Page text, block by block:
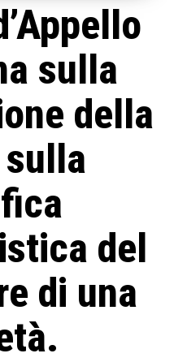
sulla
della
sulla
del
di una